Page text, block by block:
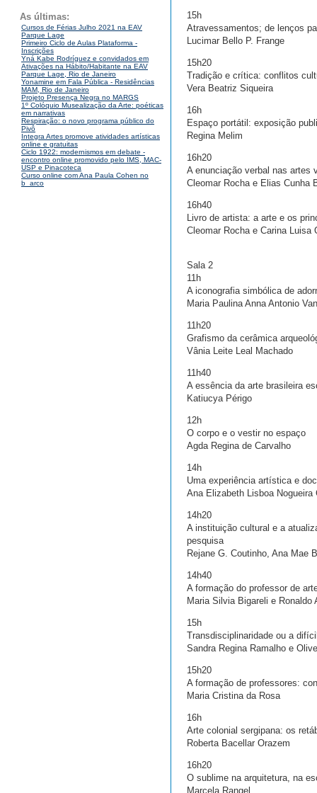
As últimas:
Cursos de Férias Julho 2021 na EAV
Parque Lage
Primeiro Ciclo de Aulas Plataforma -
Inscrições
Yná Kabe Rodríguez e convidados em
Ativações na Hábito/Habitante na EAV
Parque Lage, Rio de Janeiro
Yonamine em Fala Pública - Residências
MAM, Rio de Janeiro
Projeto Presença Negra no MARGS
1º Colóquio Musealização da Arte: poéticas
em narrativas
Respiração: o novo programa público do
Pivô
Integra Artes promove atividades artísticas
online e gratuitas
Ciclo 1922: modernismos em debate -
encontro online promovido pelo IMS, MAC-
USP e Pinacoteca
Curso online com Ana Paula Cohen no
b_arco
15h
Atravessamentos; de lenços
Lucimar Bello P. Frange
15h20
Tradição e crítica: conflitos
Vera Beatriz Siqueira
16h
Espaço portátil: exposição
Regina Melim
16h20
A enunciação verbal nas artes
Cleomar Rocha e Elias Cunha
16h40
Livro de artista: a arte e os
Cleomar Rocha e Carina Luisa
Sala 2
11h
A iconografia simbólica de
Maria Paulina Anna Antonio
11h20
Grafismo da cerâmica
Vânia Leite Leal Machado
11h40
A essência da arte brasileira
Katiucya Périgo
12h
O corpo e o vestir no espaço
Agda Regina de Carvalho
14h
Uma experiência artística e
Ana Elizabeth Lisboa Nogueira
14h20
A instituição cultural e a
pesquisa
Rejane G. Coutinho, Ana Mae
14h40
A formação do professor de
Maria Silvia Bigareli e Ronaldo
15h
Transdisciplinaridade ou a
Sandra Regina Ramalho e
15h20
A formação de professores:
Maria Cristina da Rosa
16h
Arte colonial sergipana: os
Roberta Bacellar Orazem
16h20
O sublime na arquitetura, na
Marcela Rangel